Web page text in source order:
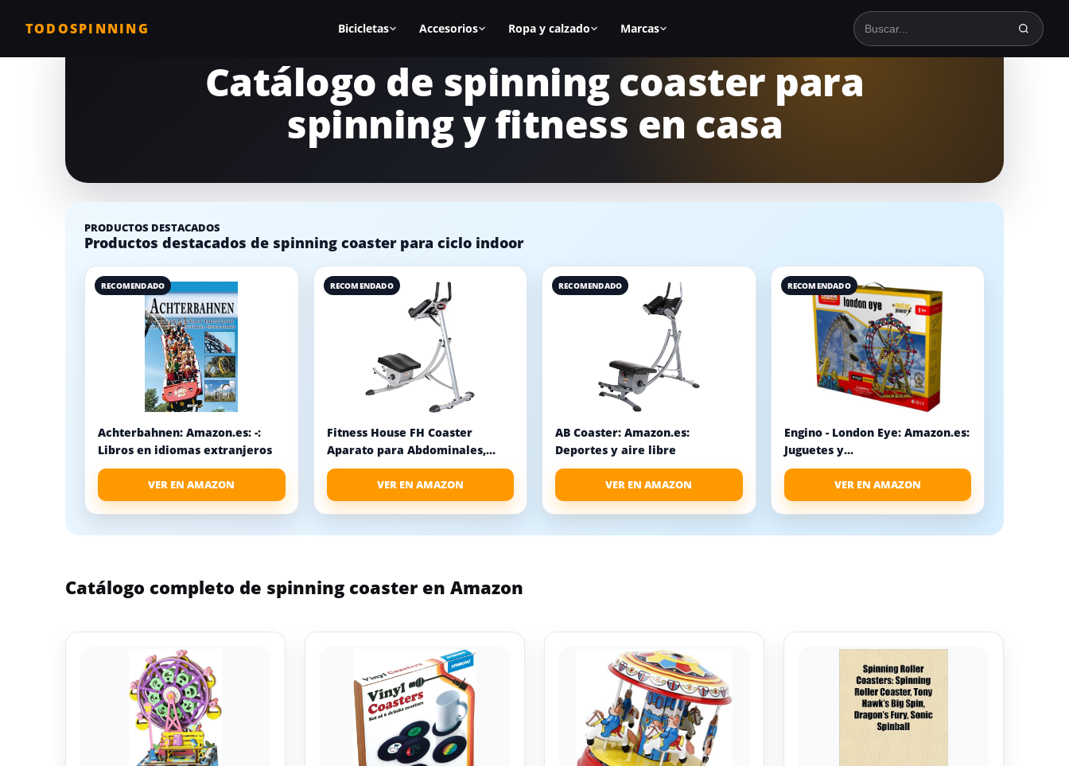
TODOSPINNING Buscar en TodoSpinning
Bicicletas
Todas las bicicletas
Bicicleta profesional
Bicicletas baratas
Bicicletas para casa
Comparativa de bicicletas
Accesorios
Todos los accesorios
Accesorios para la bici
Ropa y calzado
Zapatillas spinning
Zapatillas mujer
Zapatillas hombre
Cómo elegir zapatillas
Marcas de calzado
Marcas
BH Fitness
Catálogo de spinning coaster para
spinning y fitness en casa
PRODUCTOS DESTACADOS
Productos destacados de spinning coaster para ciclo indoor
RECOMENDADO
Achterbahnen: Amazon.es: -:
Libros en idiomas extranjeros
VER EN AMAZON
RECOMENDADO
Fitness House FH Coaster
Aparato para Abdominales,...
VER EN AMAZON
RECOMENDADO
AB Coaster: Amazon.es:
Deportes y aire libre
VER EN AMAZON
RECOMENDADO
Engino - London Eye: Amazon.es:
Juguetes y...
VER EN AMAZON
Catálogo completo de spinning coaster en Amazon